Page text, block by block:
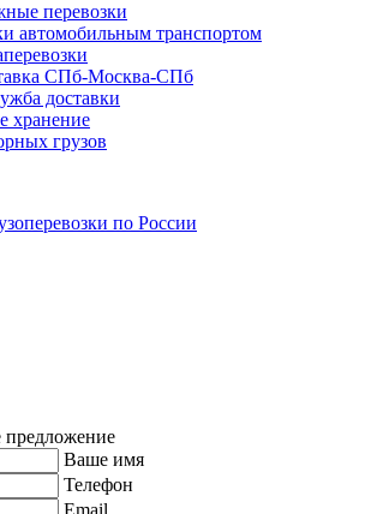
перевозки
автомобильным транспортом
СПб-Москва-СПб
доставки
хранение
грузов
по России
предложение
Ваше имя
Телефон
Email